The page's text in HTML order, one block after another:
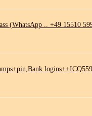
(WhatsApp .. +49 15510